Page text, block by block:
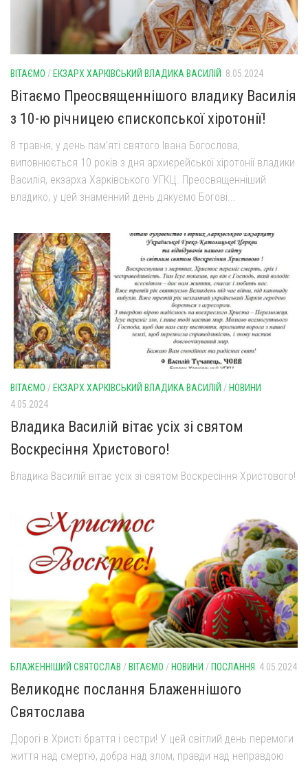
ВІТАЄМО / ЕКЗАРХ ХАРКІВСЬКИЙ ВЛАДИКА ВАСИЛІЙ 8.05.2024
Вітаємо Преосвященнішого владику Василія
з 10-ю річницею єпископської хіротонії!
8 травня, у день пам’яті святого Івана Богослова,
виповнюється 10 років з дня архиєрейської хіротонії владики
Василія, екзарха Харківського УГКЦ. Преосвященніший
владико, у цей знаменний день дякуємо Богові...
ВІТАЄМО / ЕКЗАРХ ХАРКІВСЬКИЙ ВЛАДИКА ВАСИЛІЙ / НОВИНИ
4.05.2024
Владика Василій вітає усіх зі святом
Воскресіння Христового!
Владика Василій вітає усіх зі святом Воскресіння Христового!
БЛАЖЕННІШИЙ СВЯТОСЛАВ / ВІТАЄМО / НОВИНИ / ПОСЛАННЯ 4.05.2024
Великоднє послання Блаженнішого
Святослава
Дорогі в Христі браття і сестри! У цей світлий день перемоги
життя над смертю, добра над злом, правди над неправдою